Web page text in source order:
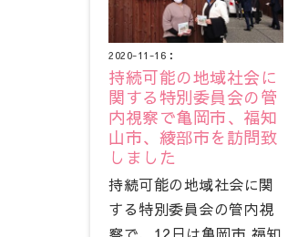
2020-11-16：
持続可能の地域社会に
関する特別委員会の管
内視察で亀岡市、福知
山市、綾部市を訪問致
しました
持続可能の地域社会に関
する特別委員会の管内視